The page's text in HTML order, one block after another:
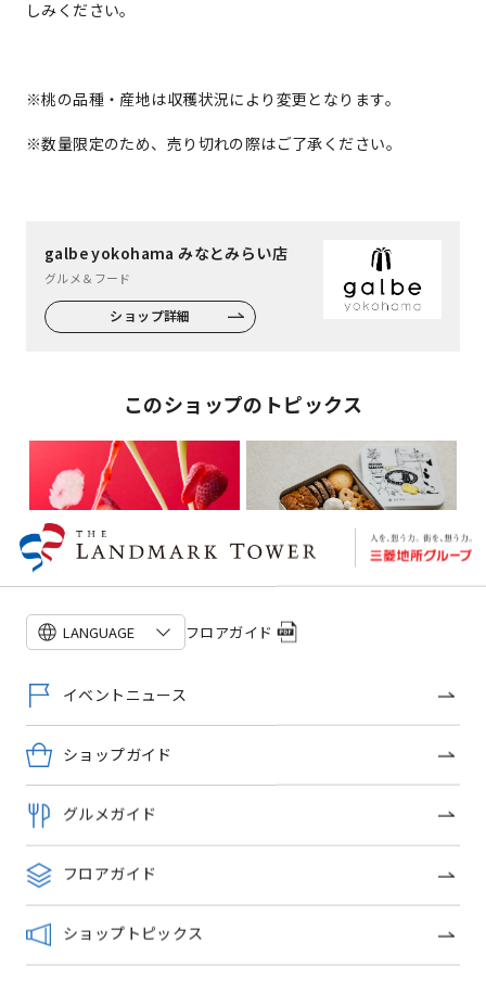
LANGUAGE フロアガイド
イベントニュース
ショップガイド
グルメガイド
フロアガイド
ショップトピックス
しみください。
※桃の品種・産地は収穫状況により変更となります。
※数量限定のため、売り切れの際はご了承ください。
galbe yokohama みなとみらい店
グルメ＆フード
ショップ詳細
このショップのトピックス
ラッペ
焼き菓子ギフト